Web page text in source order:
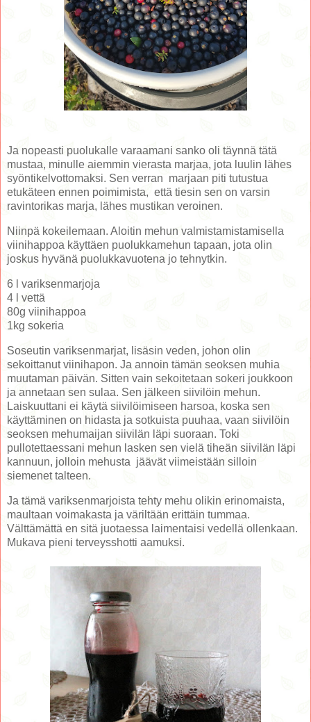
Ja nopeasti puolukalle varaamani sanko oli täynnä tätä
mustaa, minulle aiemmin vierasta marjaa, jota luulin lähes
syöntikelvottomaksi. Sen verran marjaan piti tutustua
etukäteen ennen poimimista, että tiesin sen on varsin
ravintorikas marja, lähes mustikan veroinen.
Niinpä kokeilemaan. Aloitin mehun valmistamistamisella
viinihappoa käyttäen puolukkamehun tapaan, jota olin
joskus hyvänä puolukkavuotena jo tehnytkin.
6 l variksenmarjoja
4 l vettä
80g viinihappoa
1kg sokeria
Soseutin variksenmarjat, lisäsin veden, johon olin
sekoittanut viinihapon. Ja annoin tämän seoksen muhia
muutaman päivän. Sitten vain sekoitetaan sokeri joukkoon
ja annetaan sen sulaa. Sen jälkeen siivilöin mehun.
Laiskuuttani ei käytä siivilöimiseen harsoa, koska sen
käyttäminen on hidasta ja sotkuista puuhaa, vaan siivilöin
seoksen mehumaijan siivilän läpi suoraan. Toki
pullotettaessani mehun lasken sen vielä tiheän siivilän läpi
kannuun, jolloin mehusta jäävät viimeistään silloin
siemenet talteen.
Ja tämä variksenmarjoista tehty mehu olikin erinomaista,
maultaan voimakasta ja väriltään erittäin tummaa.
Välttämättä en sitä juotaessa laimentaisi vedellä ollenkaan.
Mukava pieni terveysshotti aamuksi.